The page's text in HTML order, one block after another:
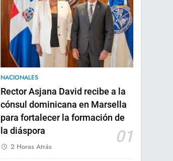
NACIONALES
Rector Asjana David recibe a la
cónsul dominicana en Marsella
para fortalecer la formación de
la diáspora
01
2 Horas Atrás